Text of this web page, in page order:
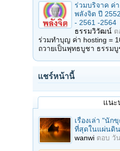
ร่วมบริจาค ค่า
พลังจิต ปี
- 2561 -2564
ธรรมวิวัฒน์ ต
ร่วมทำบุญ ค่า hosting =
ถวายเป็นพุทธบูชา ธรรม
แชร์หน้านี้
แนะ
เรื่องเล่า "นัก
ที่สุดในแผ่นดิน
wanwi ตอบ วั